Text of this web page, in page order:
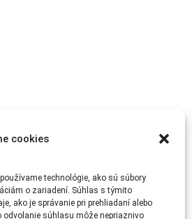
cookies
technológie, ako sú súbory
o zariadení. Súhlas s týmito
ako je správanie pri prehliadaní alebo
odvolanie súhlasu môže nepriaznivo